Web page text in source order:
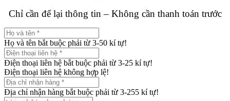
Chỉ cần để lại thông tin – Không cần thanh toán trước
Họ và tên bắt buộc phải từ 3-50 kí tự!
Điện thoại liên hệ bắt buộc phải từ 3-25 kí tự!
Điện thoại liên hệ không hợp lệ!
Địa chỉ nhận hàng bắt buộc phải từ 3-255 kí tự!